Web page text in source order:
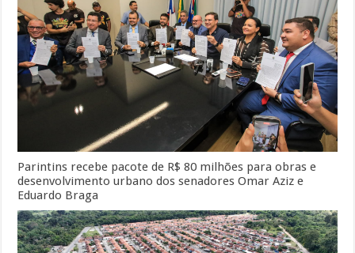
Parintins recebe pacote de R$ 80 milhões para obras e
desenvolvimento urbano dos senadores Omar Aziz e
Eduardo Braga